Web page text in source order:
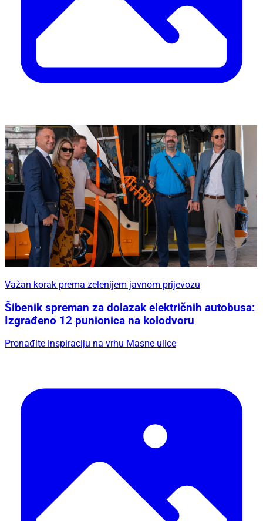
Važan korak prema zelenijem javnom prijevozu
Šibenik spreman za dolazak električnih autobusa:
Izgrađeno 12 punionica na kolodvoru
Pronađite inspiraciju na vrhu Masne ulice